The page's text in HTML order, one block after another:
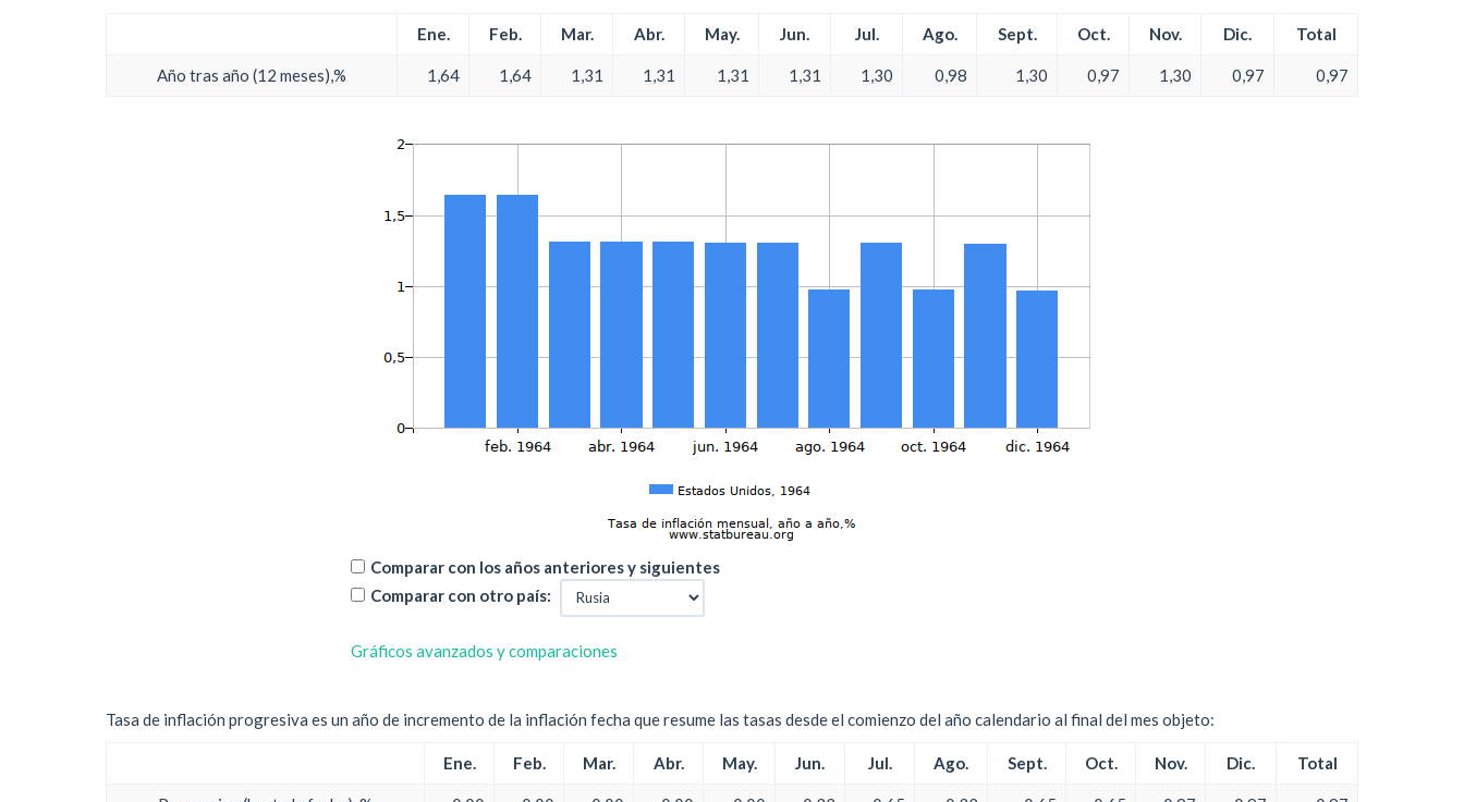
Ene. Feb. Mar. Abr. May. Jun. Jul. Ago. Sept. Oct. Nov. Dic. Total
Año tras año (12 meses),% 1,64 1,64 1,31 1,31 1,31 1,31 1,30 0,98 1,30 0,97 1,30 0,97 0,97
Comparar con los años anteriores y siguientes
Comparar con otro país:
Gráficos avanzados y comparaciones
Tasa de inflación progresiva es un año de incremento de la inflación fecha que resume las tasas desde el comienzo del año calendario al final del mes objeto:
Ene. Feb. Mar. Abr. May. Jun. Jul. Ago. Sept. Oct. Nov. Dic. Total